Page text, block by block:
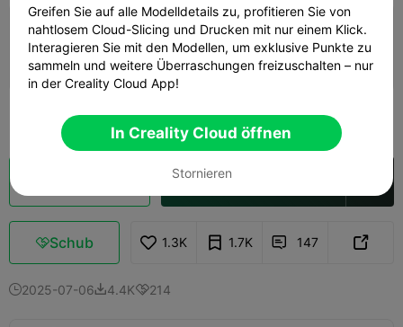
0,2mm Schicht, 3 Wände, 15% Füllung
 04h 55m 1 plates 111.61g
Mehr sehen
In Creality Cloud öffnen
Schub 1.3K 1.7K  147 
2025-07-064.4K214
Greifen Sie auf alle Modelldetails zu, profitieren Sie von
nahtlosem Cloud-Slicing und Drucken mit nur einem Klick.
Interagieren Sie mit den Modellen, um exklusive Punkte zu
sammeln und weitere Überraschungen freizuschalten – nur
in der Creality Cloud App!
In Creality Cloud öffnen
Stornieren